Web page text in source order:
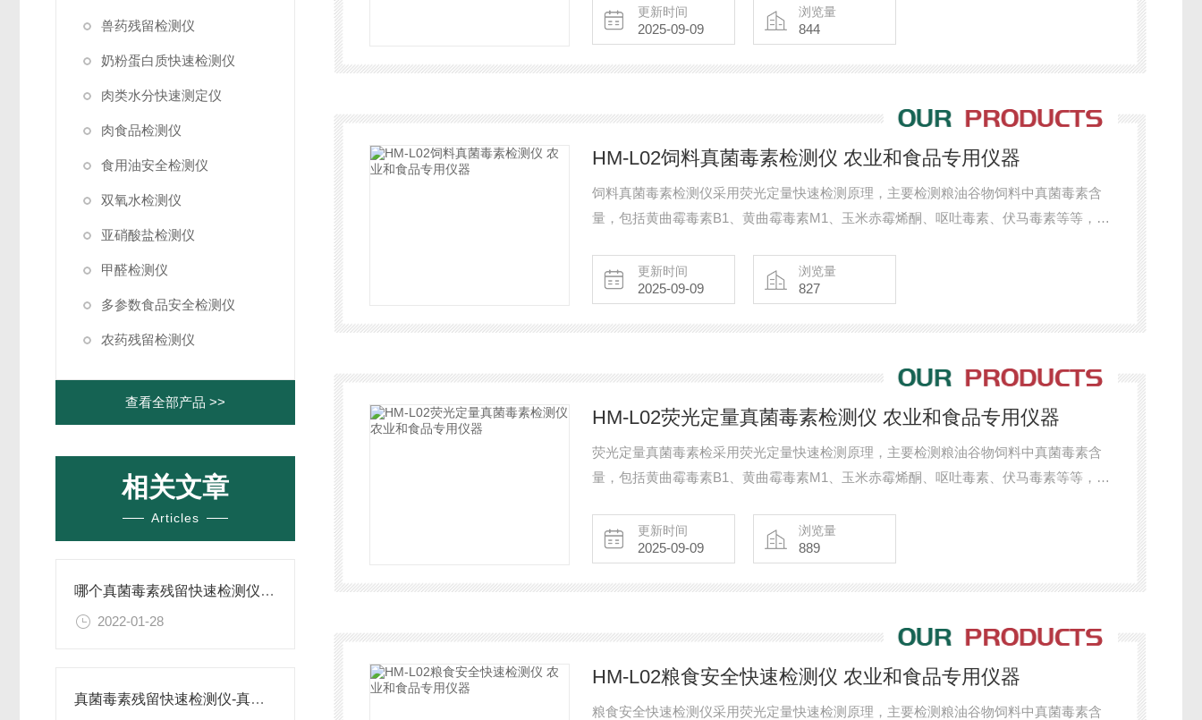
兽药残留检测仪
奶粉蛋白质快速检测仪
肉类水分快速测定仪
肉食品检测仪
食用油安全检测仪
双氧水检测仪
亚硝酸盐检测仪
甲醛检测仪
多参数食品安全检测仪
农药残留检测仪
查看全部产品 >>
相关文章
Articles
哪个真菌毒素残留快速检测仪的生产厂商比较靠谱@山东恒美全新技术靠得住
2022-01-28
真菌毒素残留快速检测仪-真菌毒素残留快速检测仪
食用油脂、牛奶及其制品等；样品前处理简单，整个检测过程检测12min，产品适用于地
方粮库、谷物生产企业、饲料厂、各类畜牧养殖企业、面粉厂、食品加工厂、第三方检
更新时间
2025-09-09
浏览量
844
HM-L02饲料真菌毒素检测仪 农业和食品专用仪器
饲料真菌毒素检测仪采用荧光定量快速检测原理，主要检测粮油谷物饲料中真菌毒素含
量，包括黄曲霉毒素B1、黄曲霉毒素M1、玉米赤霉烯酮、呕吐毒素、伏马毒素等等，检
食用油脂、牛奶及其制品等；样品前处理简单，整个检测过程检测12min，产品适用于地
方粮库、谷物生产企业、饲料厂、各类畜牧养殖企业、面粉厂、食品加工厂、第三方检
更新时间
2025-09-09
浏览量
827
HM-L02荧光定量真菌毒素检测仪 农业和食品专用仪器
荧光定量真菌毒素检采用荧光定量快速检测原理，主要检测粮油谷物饲料中真菌毒素含
量，包括黄曲霉毒素B1、黄曲霉毒素M1、玉米赤霉烯酮、呕吐毒素、伏马毒素等等，检
食用油脂、牛奶及其制品等；样品前处理简单，整个检测过程检测12min，产品适用于地
方粮库、谷物生产企业、饲料厂、各类畜牧养殖企业、面粉厂、食品加工厂、第三方检
更新时间
2025-09-09
浏览量
889
HM-L02粮食安全快速检测仪 农业和食品专用仪器
粮食安全快速检测仪采用荧光定量快速检测原理，主要检测粮油谷物饲料中真菌毒素含